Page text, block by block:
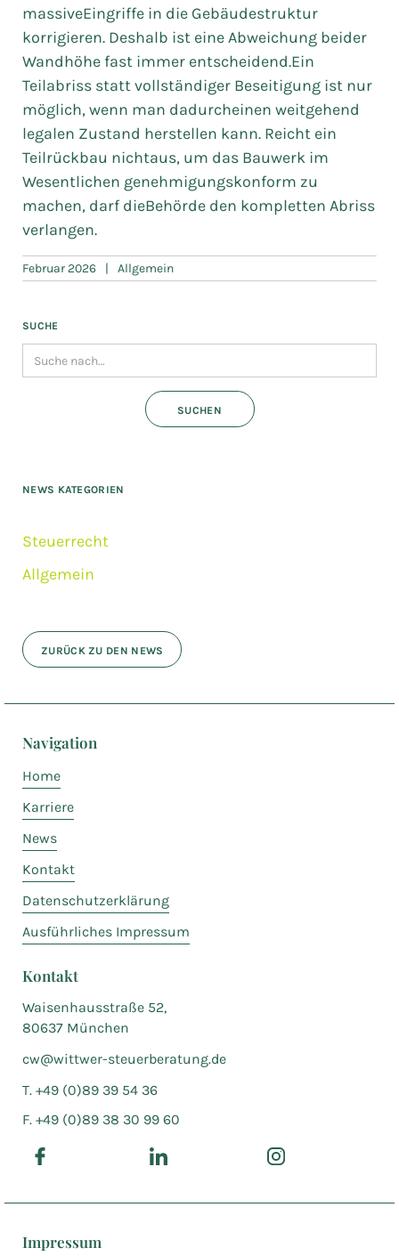
massiveEingriffe in die Gebäudestruktur
korrigieren. Deshalb ist eine Abweichung beider
Wandhöhe fast immer entscheidend.Ein
Teilabriss statt vollständiger Beseitigung ist nur
möglich, wenn man dadurcheinen weitgehend
legalen Zustand herstellen kann. Reicht ein
Teilrückbau nichtaus, um das Bauwerk im
Wesentlichen genehmigungskonform zu
machen, darf dieBehörde den kompletten Abriss
verlangen.
Februar 2026 | Allgemein
SUCHE
NEWS KATEGORIEN
Steuerrecht
Allgemein
ZURÜCK ZU DEN NEWS
Navigation
Home
Karriere
News
Kontakt
Datenschutzerklärung
Ausführliches Impressum
Kontakt
Waisenhausstraße 52,
80637 München
cw@wittwer-steuerberatung.de
T. +49 (0)89 39 54 36
F. +49 (0)89 38 30 99 60
Impressum